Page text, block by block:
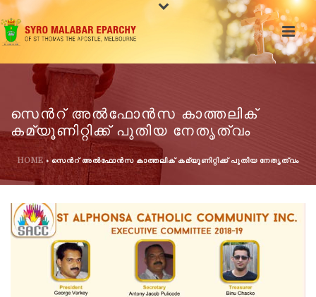
സെന്‍റ് അൽഫോൻസ കാത്തലിക്
കമ്യൂണിറ്റിക്ക് പുതിയ നേതൃത്വം
HOME»സെന്‍റ് അൽഫോൻസ കാത്തലിക് കമ്യൂണിറ്റിക്ക് പുതിയ നേതൃത്വം